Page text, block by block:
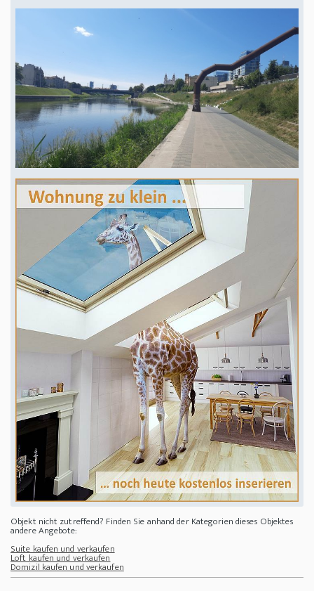
Objekt nicht zutreffend? Finden Sie anhand der Kategorien dieses Objektes
andere Angebote:
Suite kaufen und verkaufen
Loft kaufen und verkaufen
Domizil kaufen und verkaufen